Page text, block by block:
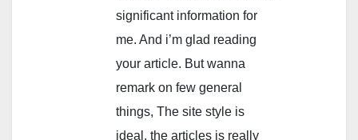
significant information for
me. And i’m glad reading
your article. But wanna
remark on few general
things, The site style is
ideal, the articles is really